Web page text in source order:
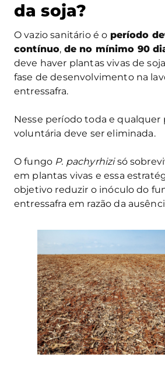
da soja?
O vazio sanitário é o período
contínuo, de no mínimo 90
deve haver plantas vivas de
fase de desenvolvimento na
entressafra.
Nesse período toda e qualquer
voluntária deve ser eliminada.
O fungo P. pachyrhizisó
em plantas vivas e essa
objetivo reduzir o inóculo do
entressafra em razão da